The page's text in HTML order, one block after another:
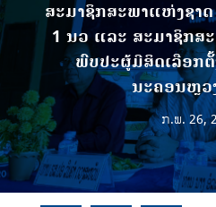
ສະມາຊິກສະພາແຫ່ງຊາ
1 ນວ ແລະ ສະມາຊິກສ
ພົບປະຜູ້ມີສິດເລືອກຕັ້
ນະຄອນຫຼວ
ກ.ພ. 26,